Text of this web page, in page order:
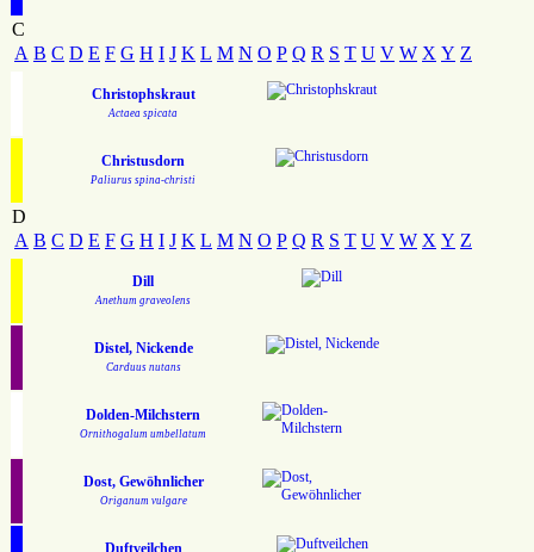
C
A B C D E F G H I J K L M N O P Q R S T U V W X Y Z
Christophskraut
Actaea spicata
Christusdorn
Paliurus spina-christi
D
A B C D E F G H I J K L M N O P Q R S T U V W X Y Z
Dill
Anethum graveolens
Distel, Nickende
Carduus nutans
Dolden-Milchstern
Ornithogalum umbellatum
Dost, Gewöhnlicher
Origanum vulgare
Duftveilchen